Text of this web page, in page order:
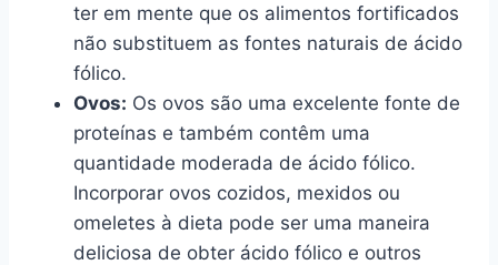
ter em mente que os alimentos fortificados
não substituem as fontes naturais de ácido
fólico.
Ovos: Os ovos são uma excelente fonte de
proteínas e também contêm uma
quantidade moderada de ácido fólico.
Incorporar ovos cozidos, mexidos ou
omeletes à dieta pode ser uma maneira
deliciosa de obter ácido fólico e outros